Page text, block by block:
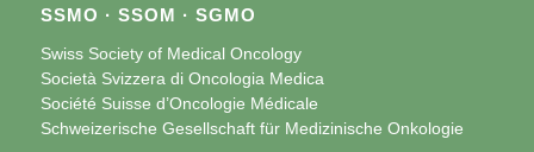
SSMO · SSOM · SGMO
Swiss Society of Medical Oncology
Società Svizzera di Oncologia Medica
Société Suisse d’Oncologie Médicale
Schweizerische Gesellschaft für Medizinische Onkologie